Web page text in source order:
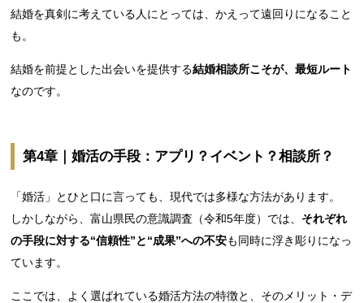
結婚を真剣に考えている人にとっては、かえって遠回りになること
も。
結婚を前提とした出会いを提供する結婚相談所こそが、最短ルート
なのです。
第4章｜婚活の手段：アプリ？イベント？相談所？
「婚活」とひと口に言っても、現代では多様な方法があります。
しかしながら、富山県民の意識調査（令和5年度）では、 それぞれ
の手段に対する“信頼性”と“成果”への不安も同時に浮き彫りになっ
ています。
ここでは、よく選ばれている婚活方法の特徴と、そのメリット・デ